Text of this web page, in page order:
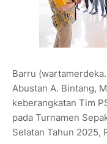
Barru
Abustan A. Bintang,
keberangkatan Tim
pada Turnamen
Selatan Tahun 2025,